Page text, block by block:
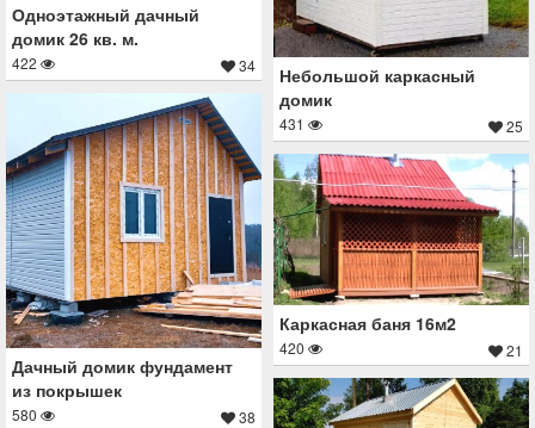
Одноэтажный дачный
домик 26 кв. м.
422 34
Небольшой каркасный
домик
431 25
Дачный домик фундамент
из покрышек
580 38
Каркасная баня 16м2
420 21